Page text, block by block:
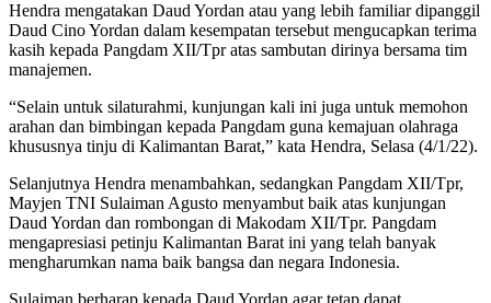
Hendra mengatakan Daud Yordan atau yang lebih familiar dipanggil
Daud Cino Yordan dalam kesempatan tersebut mengucapkan terima
kasih kepada Pangdam XII/Tpr atas sambutan dirinya bersama tim
manajemen.
“Selain untuk silaturahmi, kunjungan kali ini juga untuk memohon
arahan dan bimbingan kepada Pangdam guna kemajuan olahraga
khususnya tinju di Kalimantan Barat,” kata Hendra, Selasa (4/1/22).
Selanjutnya Hendra menambahkan, sedangkan Pangdam XII/Tpr,
Mayjen TNI Sulaiman Agusto menyambut baik atas kunjungan
Daud Yordan dan rombongan di Makodam XII/Tpr. Pangdam
mengapresiasi petinju Kalimantan Barat ini yang telah banyak
mengharumkan nama baik bangsa dan negara Indonesia.